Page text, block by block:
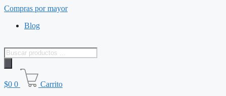
Saltar
contenido
Compras por mayor
Blog
Búsqueda
de
productos
$0 0
Carrito